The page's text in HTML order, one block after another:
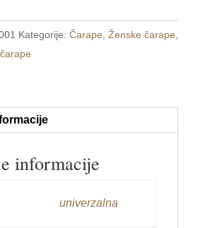
Kategorije: Čarape Ženske čarape
informacije
univerzalna